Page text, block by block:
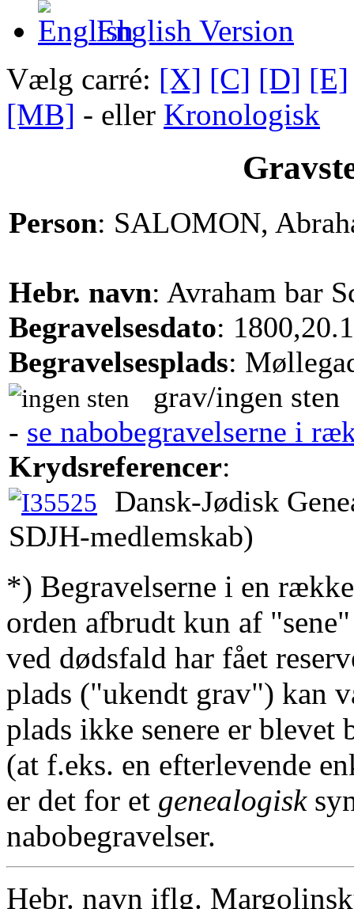
English Version
Vælg carré: [X] [C] [D] [E]
[MB] - eller Kronologisk
Person: SALOMON,
Hebr. navn: Avraham bar
Begravelsesdato:
Begravelsesplads:
grav/ingen sten
- se nabobegravelserne i
Krydsreferencer:
Dansk-Jødisk
SDJH-medlemskab)
*) Begravelserne i en
orden afbrudt kun af
ved dødsfald har fået
plads ("ukendt grav") kan
plads ikke senere er
(at f.eks. en efterlevende
er det for et genealogisk
nabobegravelser.
Hebr. navn iflg.